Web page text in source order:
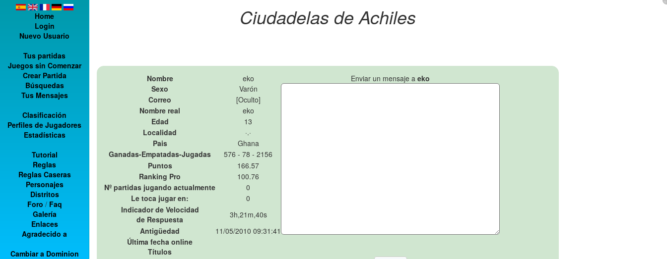
Home
Login
Nuevo Usuario
Tus partidas
Juegos sin Comenzar
Crear Partida
Búsquedas
Tus Mensajes
Clasificación
Perfiles de Jugadores
Estadísticas
Tutorial
Reglas
Reglas Caseras
Personajes
Distritos
Foro / Faq
Galería
Enlaces
Agradecido a
Cambiar a Dominion
Ciudadelas de Achiles
Nombre eko Enviar un mensaje a eko
Sexo
Varón
Correo
[Oculto]
Nombre real
eko
Edad
13
Localidad
·.·
Pais
Ghana
Ganadas-Empatadas-Jugadas
576 - 78 - 2156
Puntos
166.57
Ranking Pro
100.76
Nº partidas jugando actualmente
0
Le toca jugar en:
0
Indicador de Velocidad
de Respuesta
3h,21m,40s
Antigüedad
11/05/2010 09:31:41
Última fecha online
Títulos